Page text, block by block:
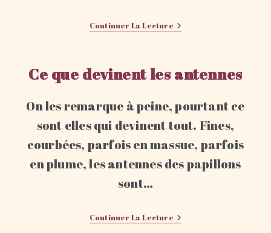
Continuer La LectureLa
Saison
Ouverte !
Ce que devinent les antennes
On les remarque à peine, pourtant ce
sont elles qui devinent tout. Fines,
courbées, parfois en massue, parfois
en plume, les antennes des papillons
sont…
Continuer La LectureCe
Que